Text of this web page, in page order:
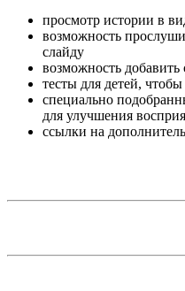
просмотр истории в
возможность
слайду
возможность
тесты для детей,
специально
для улучшения
ссылки на